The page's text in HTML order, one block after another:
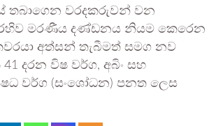
තබාගෙන වරදකරුවන් වන
මරණීය දණ්ඩනය නියම කෙරෙන
අත්සන් තැබීමත් සමග නව
දරන විෂ වර්ග, අබිං සහ
වර්ග (සංශෝධන) පනත ලෙස